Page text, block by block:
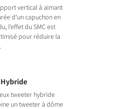
vertical à aimant
d‘un capuchon en
l‘effet du SMC est
pour réduire la
tweeter hybride
un tweeter à dôme